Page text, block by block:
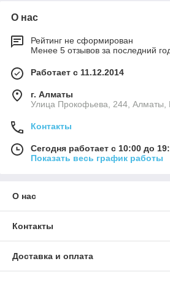
О нас
Рейтинг не сформирован
Менее 5 отзывов за последний
Работает с 11.12.2014
г. Алматы
​Улица Прокофьева, 244, Алматы,
Контакты
Сегодня работает с 10:00 до
Показать весь график работы
О нас
Контакты
Доставка и оплата